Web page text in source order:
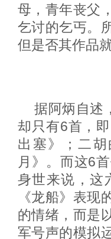
母，青年丧父
乞讨的乞丐。
但是否其作品
据阿炳自述
却只有6首，
出塞》；二
月》。而这6
身世来说，这
《龙船》表
的情绪，而是
军号声的模拟